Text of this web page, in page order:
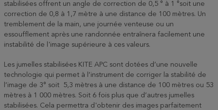
stabilisées offrent un angle de correction de 0,5 ° à 1 °soit une
correction de 0,8 à 1,7 mètre à une distance de 100 mètres. Un
tremblement de la main, une journée venteuse ou un
essoufflement après une randonnée entraînera facilement une
instabilité de l'image supérieure à ces valeurs.
Les jumelles stabilisées KITE APC sont dotées d’une nouvelle
technologie qui permet à l’instrument de corriger la stabilité de
l’image de 3° soit 5,3 mètres à une distance de 100 mètres ou 53
mètres à 1 000 mètres. Soit 6 fois plus que d’autres jumelles
stabilisées. Cela permettra d'obtenir des images parfaitement